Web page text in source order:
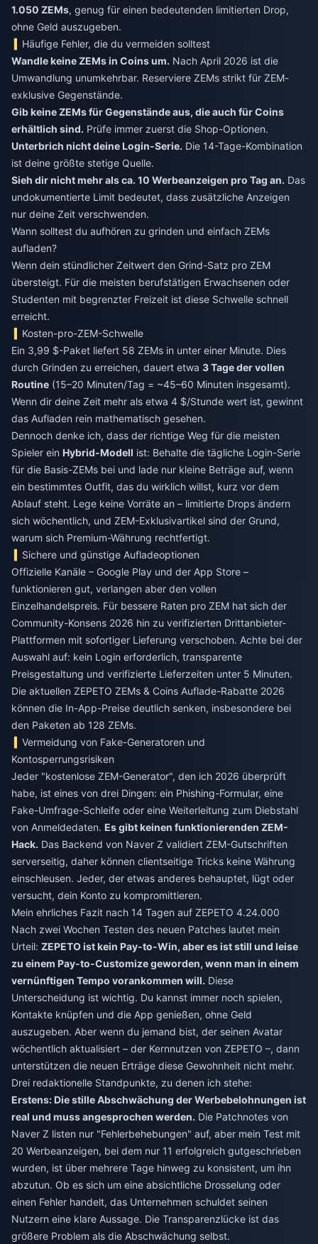
1.050 ZEMs, genug für einen bedeutenden limitierten Drop,
ohne Geld auszugeben.
Häufige Fehler, die du vermeiden solltest
Wandle keine ZEMs in Coins um. Nach April 2026 ist die
Umwandlung unumkehrbar. Reserviere ZEMs strikt für ZEM-
exklusive Gegenstände.
Gib keine ZEMs für Gegenstände aus, die auch für Coins
erhältlich sind. Prüfe immer zuerst die Shop-Optionen.
Unterbrich nicht deine Login-Serie. Die 14-Tage-Kombination
ist deine größte stetige Quelle.
Sieh dir nicht mehr als ca. 10 Werbeanzeigen pro Tag an. Das
undokumentierte Limit bedeutet, dass zusätzliche Anzeigen
nur deine Zeit verschwenden.
Wann solltest du aufhören zu grinden und einfach ZEMs
aufladen?
Wenn dein stündlicher Zeitwert den Grind-Satz pro ZEM
übersteigt. Für die meisten berufstätigen Erwachsenen oder
Studenten mit begrenzter Freizeit ist diese Schwelle schnell
erreicht.
Kosten-pro-ZEM-Schwelle
Ein 3,99 $-Paket liefert 58 ZEMs in unter einer Minute. Dies
durch Grinden zu erreichen, dauert etwa 3 Tage der vollen
Routine (15–20 Minuten/Tag = ~45–60 Minuten insgesamt).
Wenn dir deine Zeit mehr als etwa 4 $/Stunde wert ist, gewinnt
das Aufladen rein mathematisch gesehen.
Dennoch denke ich, dass der richtige Weg für die meisten
Spieler ein Hybrid-Modell ist: Behalte die tägliche Login-Serie
für die Basis-ZEMs bei und lade nur kleine Beträge auf, wenn
ein bestimmtes Outfit, das du wirklich willst, kurz vor dem
Ablauf steht. Lege keine Vorräte an – limitierte Drops ändern
sich wöchentlich, und ZEM-Exklusivartikel sind der Grund,
warum sich Premium-Währung rechtfertigt.
Sichere und günstige Aufladeoptionen
Offizielle Kanäle – Google Play und der App Store –
funktionieren gut, verlangen aber den vollen
Einzelhandelspreis. Für bessere Raten pro ZEM hat sich der
Community-Konsens 2026 hin zu verifizierten Drittanbieter-
Plattformen mit sofortiger Lieferung verschoben. Achte bei der
Auswahl auf: kein Login erforderlich, transparente
Preisgestaltung und verifizierte Lieferzeiten unter 5 Minuten.
Die aktuellen ZEPETO ZEMs & Coins Auflade-Rabatte 2026
können die In-App-Preise deutlich senken, insbesondere bei
den Paketen ab 128 ZEMs.
Vermeidung von Fake-Generatoren und
Kontosperrungsrisiken
Jeder "kostenlose ZEM-Generator", den ich 2026 überprüft
habe, ist eines von drei Dingen: ein Phishing-Formular, eine
Fake-Umfrage-Schleife oder eine Weiterleitung zum Diebstahl
von Anmeldedaten. Es gibt keinen funktionierenden ZEM-
Hack. Das Backend von Naver Z validiert ZEM-Gutschriften
serverseitig, daher können clientseitige Tricks keine Währung
einschleusen. Jeder, der etwas anderes behauptet, lügt oder
versucht, dein Konto zu kompromittieren.
Mein ehrliches Fazit nach 14 Tagen auf ZEPETO 4.24.000
Nach zwei Wochen Testen des neuen Patches lautet mein
Urteil: ZEPETO ist kein Pay-to-Win, aber es ist still und leise
zu einem Pay-to-Customize geworden, wenn man in einem
vernünftigen Tempo vorankommen will. Diese
Unterscheidung ist wichtig. Du kannst immer noch spielen,
Kontakte knüpfen und die App genießen, ohne Geld
auszugeben. Aber wenn du jemand bist, der seinen Avatar
wöchentlich aktualisiert – der Kernnutzen von ZEPETO –, dann
unterstützen die neuen Erträge diese Gewohnheit nicht mehr.
Drei redaktionelle Standpunkte, zu denen ich stehe:
Erstens: Die stille Abschwächung der Werbebelohnungen ist
real und muss angesprochen werden. Die Patchnotes von
Naver Z listen nur "Fehlerbehebungen" auf, aber mein Test mit
20 Werbeanzeigen, bei dem nur 11 erfolgreich gutgeschrieben
wurden, ist über mehrere Tage hinweg zu konsistent, um ihn
abzutun. Ob es sich um eine absichtliche Drosselung oder
einen Fehler handelt, das Unternehmen schuldet seinen
Nutzern eine klare Aussage. Die Transparenzlücke ist das
größere Problem als die Abschwächung selbst.